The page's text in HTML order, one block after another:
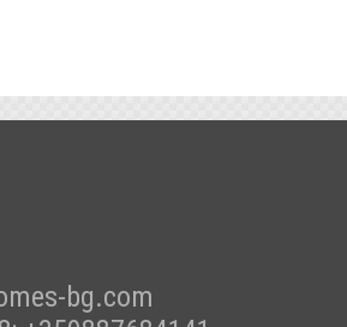
bg.com